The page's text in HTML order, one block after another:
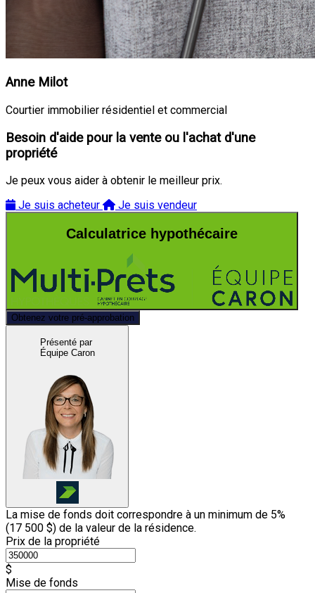
Anne Milot
Courtier immobilier résidentiel et commercial
Besoin d'aide pour la vente ou l'achat d'une
propriété
Je peux vous aider à obtenir le meilleur prix.
Je suis acheteur
Je suis vendeur
Calculatrice hypothécaire
Obtenez votre pré-approbation
Présenté par
Équipe Caron
La mise de fonds doit correspondre à un minimum de 5%
(17 500 $) de la valeur de la résidence.
Prix de la propriété
$
Mise de fonds